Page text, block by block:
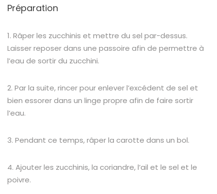
Préparation
1. Râper les zucchinis et mettre du sel par-dessus.
Laisser reposer dans une passoire afin de permettre à
l’eau de sortir du zucchini.
2. Par la suite, rincer pour enlever l’excédent de sel et
bien essorer dans un linge propre afin de faire sortir
l’eau.
3. Pendant ce temps, râper la carotte dans un bol.
4. Ajouter les zucchinis, la coriandre, l’ail et le sel et le
poivre.